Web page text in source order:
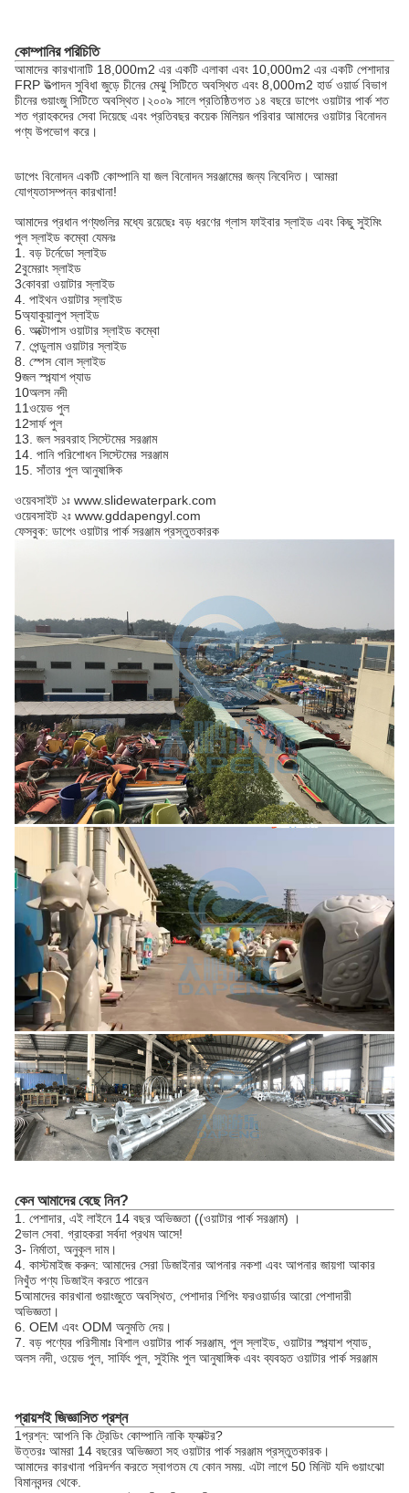
কোম্পানির পরিচিতি
আমাদের কারখানাটি 18,000m2 এর একটি এলাকা এবং 10,000m2 এর একটি পেশাদার
FRP উত্পাদন সুবিধা জুড়ে চীনের মেঝু সিটিতে অবস্থিত এবং 8,000m2 হার্ড ওয়ার্ড বিভাগ
চীনের গুয়াংজু সিটিতে অবস্থিত।২০০৯ সালে প্রতিষ্ঠিতগত ১৪ বছরে ডাপেং ওয়াটার পার্ক শত
শত গ্রাহকদের সেবা দিয়েছে এবং প্রতিবছর কয়েক মিলিয়ন পরিবার আমাদের ওয়াটার বিনোদন
পণ্য উপভোগ করে।
ডাপেং বিনোদন একটি কোম্পানি যা জল বিনোদন সরঞ্জামের জন্য নিবেদিত। আমরা
যোগ্যতাসম্পন্ন কারখানা!
আমাদের প্রধান পণ্যগুলির মধ্যে রয়েছেঃ বড় ধরণের গ্লাস ফাইবার স্লাইড এবং কিছু সুইমিং
পুল স্লাইড কম্বো যেমনঃ
1. বড় টর্নেডো স্লাইড
2বুমেরাং স্লাইড
3কোবরা ওয়াটার স্লাইড
4. পাইথন ওয়াটার স্লাইড
5অ্যাকুয়ালুপ স্লাইড
6. অক্টোপাস ওয়াটার স্লাইড কম্বো
7. পেন্ডুলাম ওয়াটার স্লাইড
8. স্পেস বোল স্লাইড
9জল স্প্ল্যাশ প্যাড
10অলস নদী
11ওয়েভ পুল
12সার্ফ পুল
13. জল সরবরাহ সিস্টেমের সরঞ্জাম
14. পানি পরিশোধন সিস্টেমের সরঞ্জাম
15. সাঁতার পুল আনুষাঙ্গিক
ওয়েবসাইট ১ঃ www.slidewaterpark.com
ওয়েবসাইট ২ঃ www.gddapengyl.com
ফেসবুক: ডাপেং ওয়াটার পার্ক সরঞ্জাম প্রস্তুতকারক
কেন আমাদের বেছে নিন?
1. পেশাদার, এই লাইনে 14 বছর অভিজ্ঞতা ((ওয়াটার পার্ক সরঞ্জাম) ।
2ভাল সেবা. গ্রাহকরা সর্বদা প্রথম আসে!
3- নির্মাতা, অনুকূল দাম।
4. কাস্টমাইজ করুন: আমাদের সেরা ডিজাইনার আপনার নকশা এবং আপনার জায়গা আকার
নিখুঁত পণ্য ডিজাইন করতে পারেন
5আমাদের কারখানা গুয়াংজুতে অবস্থিত, পেশাদার শিপিং ফরওয়ার্ডার আরো পেশাদারী
অভিজ্ঞতা।
6. OEM এবং ODM অনুমতি দেয়।
7. বড় পণ্যের পরিসীমাঃ বিশাল ওয়াটার পার্ক সরঞ্জাম, পুল স্লাইড, ওয়াটার স্প্ল্যাশ প্যাড,
অলস নদী, ওয়েভ পুল, সার্ফিং পুল, সুইমিং পুল আনুষাঙ্গিক এবং ব্যবহৃত ওয়াটার পার্ক সরঞ্জাম
প্রায়শই জিজ্ঞাসিত প্রশ্ন
1প্রশ্ন: আপনি কি ট্রেডিং কোম্পানি নাকি ফ্যাক্টর?
উত্তরঃ আমরা 14 বছরের অভিজ্ঞতা সহ ওয়াটার পার্ক সরঞ্জাম প্রস্তুতকারক।
আমাদের কারখানা পরিদর্শন করতে স্বাগতম যে কোন সময়. এটা লাগে 50 মিনিট যদি গুয়াংঝো
বিমানবন্দর থেকে.